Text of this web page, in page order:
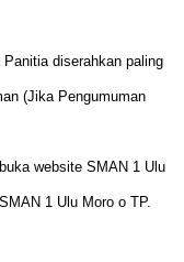
diserahkan paling
(Jika Pengumuman
website SMAN 1 Ulu
1 Ulu Moro o TP.